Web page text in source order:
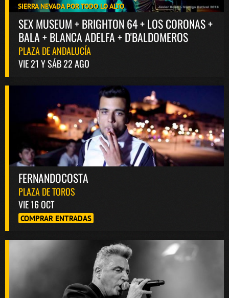
SIERRA NEVADA POR TODO LO ALTO
SEX MUSEUM + BRIGHTON 64 + LOS CORONAS +
BALA + BLANCA ADELFA + D'BALDOMEROS
PLAZA DE ANDALUCÍA
VIE 21 Y SÁB 22 AGO
FERNANDOCOSTA
PLAZA DE TOROS
VIE 16 OCT
COMPRAR ENTRADAS